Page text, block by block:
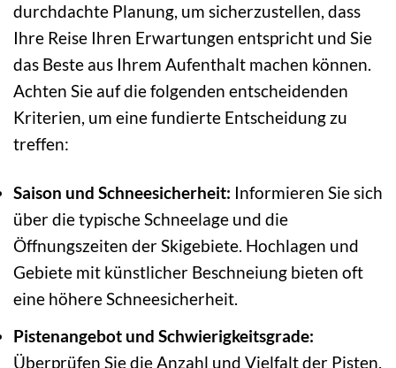
durchdachte Planung, um sicherzustellen, dass
Ihre Reise Ihren Erwartungen entspricht und Sie
das Beste aus Ihrem Aufenthalt machen können.
Achten Sie auf die folgenden entscheidenden
Kriterien, um eine fundierte Entscheidung zu
treffen:
Saison und Schneesicherheit: Informieren Sie sich
über die typische Schneelage und die
Öffnungszeiten der Skigebiete. Hochlagen und
Gebiete mit künstlicher Beschneiung bieten oft
eine höhere Schneesicherheit.
Pistenangebot und Schwierigkeitsgrade:
Überprüfen Sie die Anzahl und Vielfalt der Pisten.